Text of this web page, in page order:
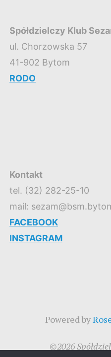
Spółdzielczy Klub
ul. Chorzowska 57
41-902 Bytom
RODO
Kontakt
tel. (32) 282-25-10
mail:
FACEBOOK
INSTAGRAM
Powered by
©2026